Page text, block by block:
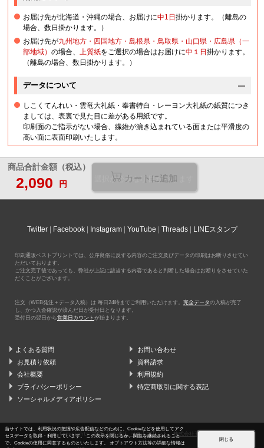
お届け先が北海道・沖縄の場合、お届けに中1日掛かります。（離島の
場合、数日掛かります。）
お届け先が九州地方・四国地方・島根県・鳥取県・山口県・広島県（一
部地域）の場合、上質紙をご選択の場合はお届けに中１日掛かります。
（離島の場合、数日掛かります。）
データについて
しこくてんれい・雲竜大礼紙・奉書特白・レーヨン大礼紙の紙質につき
ましては、表裏で見た目に差がある用紙です。
印刷面のご指示がない場合、繊維が漉き込まれている面または平滑度の
高い面に表面印刷いたします。
商品合計金額（税込）
2,090 円
カートに追加
選択が必要な項目があります
Twitter Facebook Instagram YouTube Threads LINEスタンプ
印刷通販ベストプリントでは、公序良俗に反する内容のご注文及びデータの印刷はお断りさせてい
ただいております。
ご注文完了後であっても、弊社が上記に該当する内容であると判断した場合はお断りをさせていた
だくことがございます。
注文（WEB発注＋データ入稿）は 毎日24時までご利用いただけます。 完全データの入稿が完了
し、かつ入金確認が済んだ日が受付日となります。
受付日の翌日から営業日カウント が始まります。
よくある質問
お問い合わせ
お見積り依頼
資料請求
会社概要
利用規約
プライバシーポリシー
特定商取引に関する表記
ソーシャルメディアポリシー
Copyrights 2026印刷通販 ベストプリント 株式会社五色
当サイトでは、利用状況の把握や広告配信などのために、Cookieなどを使用してアク
セスデータを取得・利用しています。 この表示を閉じるか、閲覧を継続されること
で、Cookieの使用に同意するものといたします。 オプトアウト方法等の詳細な情報は
閉じる